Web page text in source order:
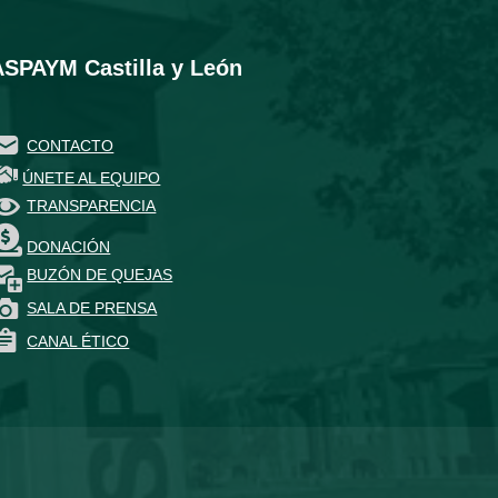
Castilla y León
CONTACTO
ÚNETE AL EQUIPO
TRANSPARENCIA
DONACIÓN
BUZÓN DE QUEJAS
SALA DE PRENSA
CANAL ÉTICO